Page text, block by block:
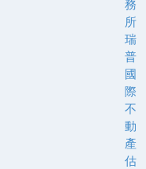
務
所
瑞
普
國
際
不
動
產
估